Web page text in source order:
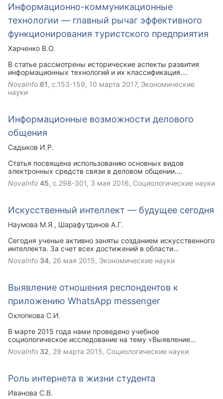
Информационно-коммуникационные
технологии — главный рычаг эффективного
функционирования туристского предприятия
Харченко В.О.
В статье рассмотрены исторические аспекты развития
информационных технологий и их классификация.
Исследован переход информационных технологий в
информационно-коммуникационные технологии, и причины
этого перехода. Приведены примеры использование
комплекса в туризме, сделан вывод о значимости
рекламы, как о ведущем элементе для деятельности
туризма в информационно-коммуникационной сфере.
NovaInfo 61 , с.153-159, 10 марта 2017, Экономические
науки
Информационные возможности делового
общения
Садыков И.Р.
Статья посвящена использованию основных видов
электронных средств связи в деловом общении.
Современный деловой человек, работая в сложной
коммуникативной среде, использует весь
коммуникации.
NovaInfo 45, с.298-301, 3 мая 2016, Социологические науки
Искусственный интеллект — будущее сегодня
Наумова М.Я.
Шарафутдинов А.Г.
Сегодня ученые активно заняты созданием искусственного
интеллекта. За счет всех достижений в области
искусственного интеллекта, которые существуют на
сегодняшний день, создано огромное количество научных
NovaInfo 34, 26 мая 2015, Экономические науки
Выявление отношения респондентов к
приложению WhatsApp messenger
Охлопкова С.И.
В марте 2015 года нами проведено учебное
социологическое исследование на тему «Выявление
отношения респондентов к приложению WhatsApp
Messenger». WhatsApp – это современный способ
NovaInfo 32, 29 марта 2015, Социологические науки
Роль интернета в жизни студента
Иванова С.В.